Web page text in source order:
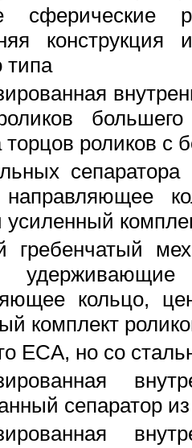
сферические
типа
торцов роликов с
сепаратора
направляющее
усиленный
гребенчатый
кольцо,
комплект
ECA, но со
сепаратор